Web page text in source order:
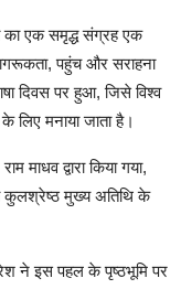
का एक समृद्ध संग्रह एक
,पहुंच और सराहना
दिवस पर हुआ,जिसे विश्व
के लिए मनाया जाता है।
राम माधव द्वारा किया गया,
कुलश्रेष्ठ मुख्य अतिथि के
ने इस पहल के पृष्ठभूमि पर